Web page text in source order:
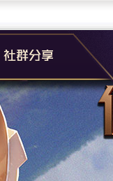
官方粉絲團
YouTube